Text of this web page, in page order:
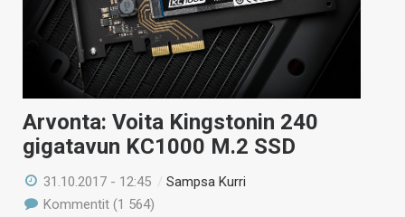
Arvonta: Voita Kingstonin 240
gigatavun KC1000 M.2 SSD
31.10.2017 - 12:45 /Sampsa Kurri
Kommentit (1 564)